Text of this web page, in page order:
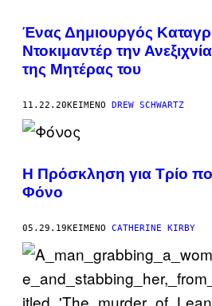
Ένας Δημιουργός
Ντοκιμαντέρ την
της Μητέρας του
11.22.20ΚΕΊΜΕΝΟ DREW SCHWARTZ
Η Πρόσκληση για Τρίο
Φόνο
05.29.19ΚΕΊΜΕΝΟ CATHERINE KIRBY